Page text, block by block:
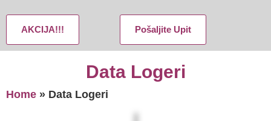
AKCIJA!!! Pošaljite Upit
Data Logeri
Home » Data Logeri